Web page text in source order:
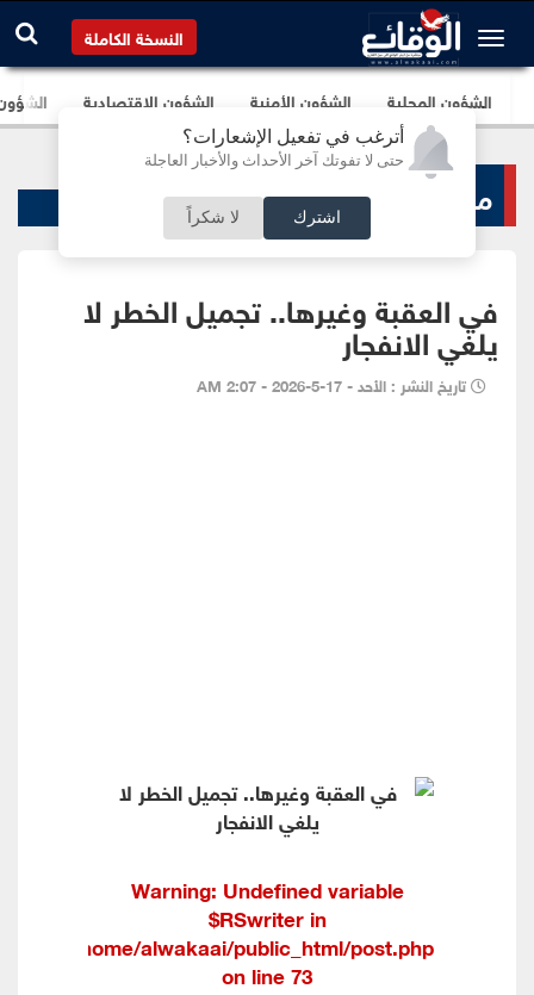
أترغب في تفعيل الإشعارات؟
حتى لا تفوتك آخر الأحداث والأخبار العاجلة
اشترك لا شكراً
النسخة الكاملة
الشؤون المحلية الشؤون الأمنية الشؤون الإقتصادية
منبر الوقائع
في العقبة وغيرها.. تجميل الخطر لا
يلغي الانفجار
تاريخ النشر : الأحد - 17-5-2026 - 2:07 AM
Warning: Undefined variable
$RSwriter in
/home/alwakaai/public_html/post.php
on line73